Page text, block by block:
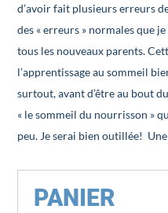
d’avoir fait plusieurs erreurs
des « erreurs » normales que
tous les nouveaux parents.
l’apprentissage au sommeil
surtout, avant d’être au bout
« le sommeil du nourrisson »
peu. Je serai bien outillée!
PANIER